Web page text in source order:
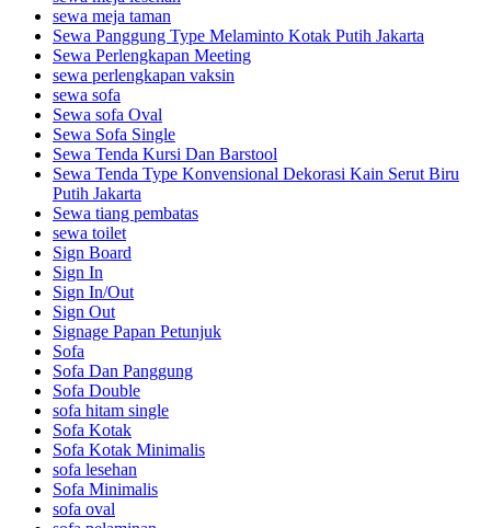
sewa meja taman
Sewa Panggung Type Melaminto Kotak Putih Jakarta
Sewa Perlengkapan Meeting
sewa perlengkapan vaksin
sewa sofa
Sewa sofa Oval
Sewa Sofa Single
Sewa Tenda Kursi Dan Barstool
Sewa Tenda Type Konvensional Dekorasi Kain Serut Biru
Putih Jakarta
Sewa tiang pembatas
sewa toilet
Sign Board
Sign In
Sign In/Out
Sign Out
Signage Papan Petunjuk
Sofa
Sofa Dan Panggung
Sofa Double
sofa hitam single
Sofa Kotak
Sofa Kotak Minimalis
sofa lesehan
Sofa Minimalis
sofa oval